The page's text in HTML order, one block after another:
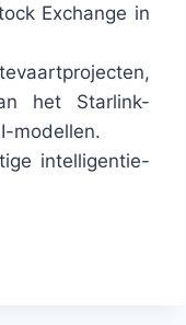
Exchange in
het Starlink-
modellen.
intelligentie-